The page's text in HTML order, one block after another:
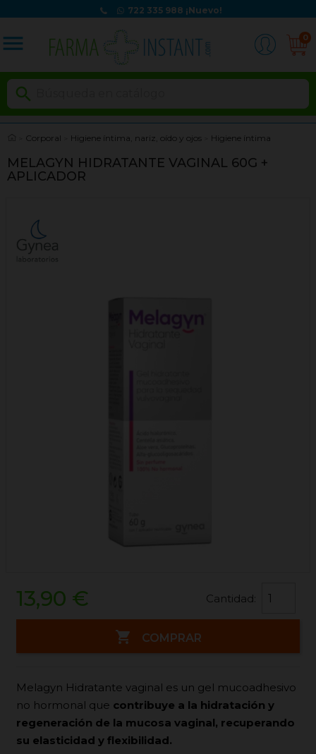
722 335 988 ¡Nuevo!
menu 0

Corporal Higiene íntima, nariz, oído y ojos Higiene íntima
MELAGYN HIDRATANTE VAGINAL 60G +
APLICADOR
13,90 € Cantidad:
 COMPRAR
Melagyn Hidratante vaginal es un gel mucoadhesivo
no hormonal que contribuye a la hidratación y
regeneración de la mucosa vaginal, recuperando
su elasticidad y flexibilidad.